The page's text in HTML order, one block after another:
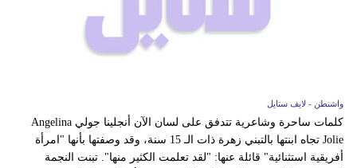
واشنطن - لايف ستايل
كلمات ساحرة وشاعرية تتدفق على لسان الآن أنجلينا جولي Angelina
Jolie تجاه ابنتها بالتبني زهرة ذات الـ 15 سنة، وقد وصفتها بأنها "امرأة
أفريقية استثنائية" قائلة عنها: "لقد تعلمت الكثير منها". تبنت النجمة